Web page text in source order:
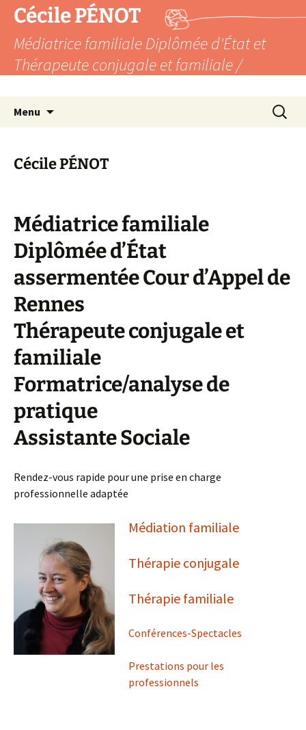
Cécile PÉNOT
Médiatrice familiale Diplômée d'État et
Thérapeute conjugale et familiale /
Menu
Cécile PÉNOT
Médiatrice familiale
Diplômée d’État
assermentée Cour d’Appel de
Rennes
Thérapeute conjugale et
familiale
Formatrice/analyse de
pratique
Assistante Sociale
Rendez-vous rapide pour une prise en charge
professionnelle adaptée
Médiation familiale
Thérapie conjugale
Thérapie familiale
Conférences-Spectacles
Prestations pour les
professionnels